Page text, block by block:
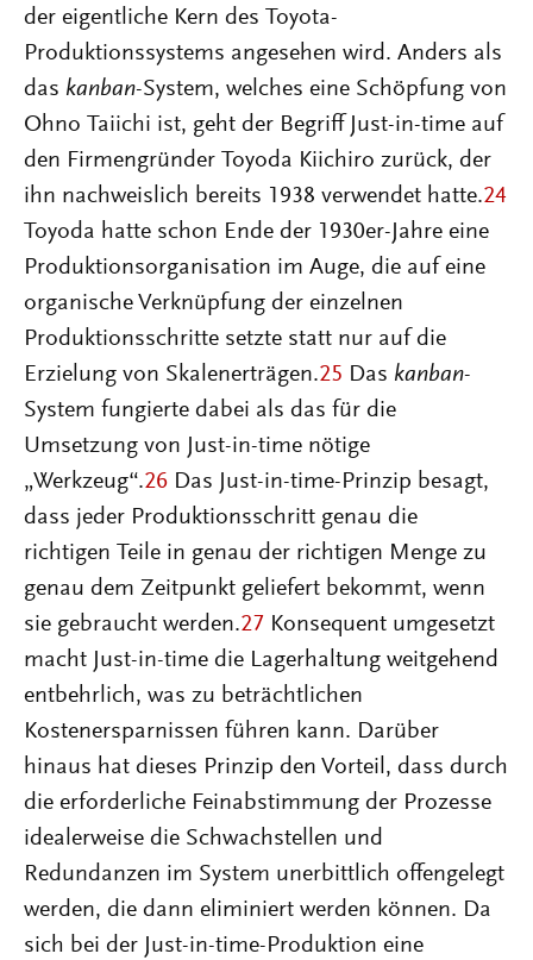
der eigentliche Kern des Toyota-
Produktionssystems angesehen wird. Anders als
das kanban-System, welches eine Schöpfung von
Ohno Taiichi ist, geht der Begriff Just-in-time auf
den Firmengründer Toyoda Kiichiro zurück, der
ihn nachweislich bereits 1938 verwendet hatte.24
Toyoda hatte schon Ende der 1930er-Jahre eine
Produktionsorganisation im Auge, die auf eine
organische Verknüpfung der einzelnen
Produktionsschritte setzte statt nur auf die
Erzielung von Skalenerträgen.25 Das kanban-
System fungierte dabei als das für die
Umsetzung von Just-in-time nötige
„Werkzeug“.26 Das Just-in-time-Prinzip besagt,
dass jeder Produktionsschritt genau die
richtigen Teile in genau der richtigen Menge zu
genau dem Zeitpunkt geliefert bekommt, wenn
sie gebraucht werden.27 Konsequent umgesetzt
macht Just-in-time die Lagerhaltung weitgehend
entbehrlich, was zu beträchtlichen
Kostenersparnissen führen kann. Darüber
hinaus hat dieses Prinzip den Vorteil, dass durch
die erforderliche Feinabstimmung der Prozesse
idealerweise die Schwachstellen und
Redundanzen im System unerbittlich offengelegt
werden, die dann eliminiert werden können. Da
sich bei der Just-in-time-Produktion eine